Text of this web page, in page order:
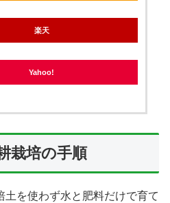
楽天
Yahoo!
栽培の手順
土を使わず水と肥料だけで育て